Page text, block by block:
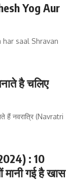
Yog Aur
har saal Shravan
है चलिए
हैं नवरात्रि (Navratri
: 10
मानी गई है खास